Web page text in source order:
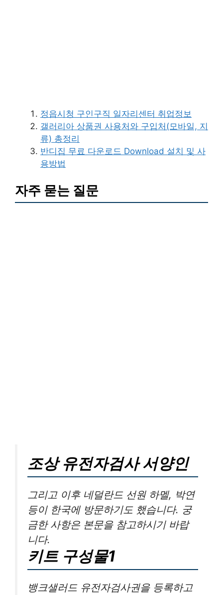
정읍시청 구인구직 일자리센터 취업정보
갤러리아 상품권 사용처와 구입처(모바일, 지
류) 총정리
반디집 무료 다운로드 Download 설치 및 사
용방법
자주 묻는 질문
조상 유전자검사 서양인
그리고 이후 네덜란드 선원 하멜, 박연
등이 한국에 방문하기도 했습니다. 궁
금한 사항은 본문을 참고하시기 바랍
니다.
키트 구성물1
뱅크샐러드 유전자검사권을 등록하고